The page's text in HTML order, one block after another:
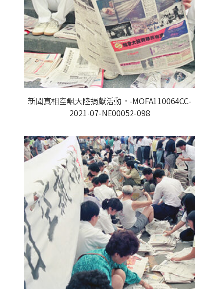
新聞真相空飄大陸捐獻活動。-MOFA110064CC-
2021-07-NE00052-098